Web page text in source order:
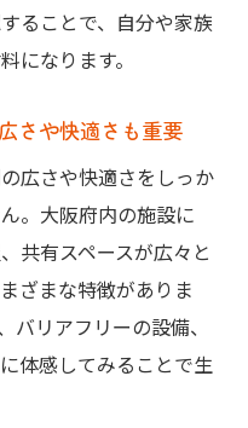
ることで、自分や家族
になります。
さや快適さも重要
広さや快適さをしっか
。大阪府内の施設に
共有スペースが広々と
ざまな特徴がありま
バリアフリーの設備、
体感してみることで生